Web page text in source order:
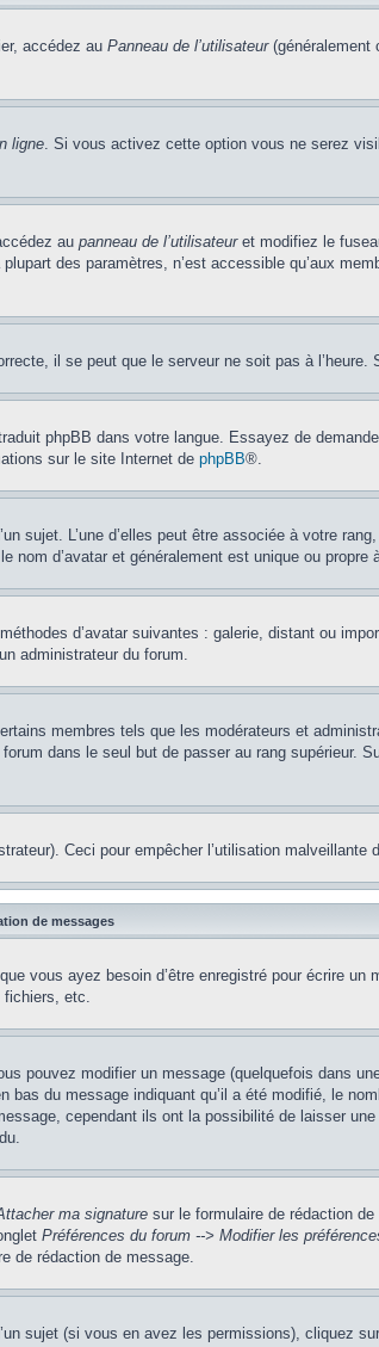
accédez au Panneau de l’utilisateur(généralement
ligne. Si vous activez cette option vous ne serez
au panneau de l’utilisateuret modifiez le
des paramètres, n’est accessible qu’aux
il se peut que le serveur ne soit pas à
phpBB dans votre langue. Essayez de
sur le site Internet de phpBB®.
sujet. L’une d’elles peut être associée à votre
d’avatar et généralement est unique ou propre
d’avatar suivantes : galerie, distant ou
administrateur du forum.
membres tels que les modérateurs et
dans le seul but de passer au rang supérieur.
Ceci pour empêcher l’utilisation malveillante
de messages
vous ayez besoin d’être enregistré pour écrire
fichiers, etc.
pouvez modifier un message (quelquefois dans
du message indiquant qu’il a été modifié, le
cependant ils ont la possibilité de laisser
ma signature sur le formulaire de rédaction
Préférences du forum --> Modifier les
de rédaction de message.
sujet (si vous en avez les permissions), cliquez